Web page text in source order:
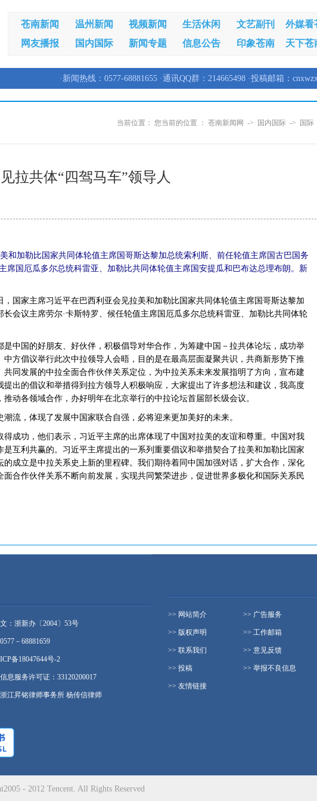
苍南新闻 温州新闻 视频新闻 生活休闲 文艺副刊
外媒看
网友播报
国内国际 新闻专题 信息公告 印象苍南 天下苍
·新闻热线：0577-68881655 ·通讯QQ群：214665498 ·投稿邮箱：
当前位置： 您当前的位置 ： 苍南新闻网 -> 国内国际 -> 国际
拉共体“四驾马车”领导人
和加勒比国家共同体轮值主席国哥斯达黎加总统索利斯、前任轮值主席国古巴国务
席国厄瓜多尔总统科雷亚、加勒比共同体轮值主席国安提瓜和巴布达总理布朗。新
国家主席习近平在巴西利亚会见拉美和加勒比国家共同体轮值主席国哥斯达黎加
会议主席劳尔·卡斯特罗、候任轮值主席国厄瓜多尔总统科雷亚、加勒比共同体轮
中国的好朋友、好伙伴，积极倡导对华合作，为筹建中国－拉共体论坛，成功举
方倡议举行此次中拉领导人会晤，目的是在最高层面凝聚共识，共商新形势下推
同发展的中拉全面合作伙伴关系定位，为中拉关系未来发展指明了方向，宣布建
出的倡议和举措得到拉方领导人积极响应，大家提出了许多想法和建议，我高度
动各领域合作，办好明年在北京举行的中拉论坛首届部长级会议。
流，体现了发展中国家联合自强，必将迎来更加美好的未来。
成功，他们表示，习近平主席的出席体现了中国对拉美的友谊和尊重。中国对我
互利共赢的。习近平主席提出的一系列重要倡议和举措契合了拉美和加勒比国家
成立是中拉关系史上新的里程碑。我们期待着同中国加强对话，扩大合作，深化
合作伙伴关系不断向前发展，实现共同繁荣进步，促进世界多极化和国际关系民
：浙新办〔2004〕53号
－68881659
备18047644号-2
息服务许可证：33120200017
江昇铭律师事务所 杨传信律师
>> 网站简介 >> 广告服务
>> 版权声明 >> 工作邮箱
>> 联系我们 >> 意见反馈
>> 投稿 >> 举报不良信息
>> 友情链接
- 2012 Tencent. All Rights Reserved